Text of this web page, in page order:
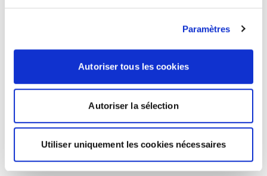
Paramètres
Autoriser tous les cookies
Autoriser la sélection
Utiliser uniquement les cookies nécessaires